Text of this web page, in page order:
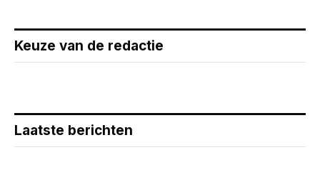
Keuze van de redactie
Laatste berichten